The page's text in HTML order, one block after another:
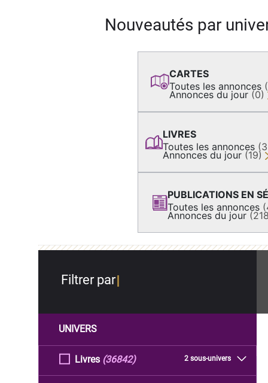
Nouveautés par
CARTES
Toutes les annonces
Annonces du jour (0)
LIVRES
Toutes les annonces
Annonces du jour (19)
PUBLICATIONS EN
Toutes les annonces
Annonces du jour
Filtrer par
UNIVERS
Livres 2 sous-univers
(36842)